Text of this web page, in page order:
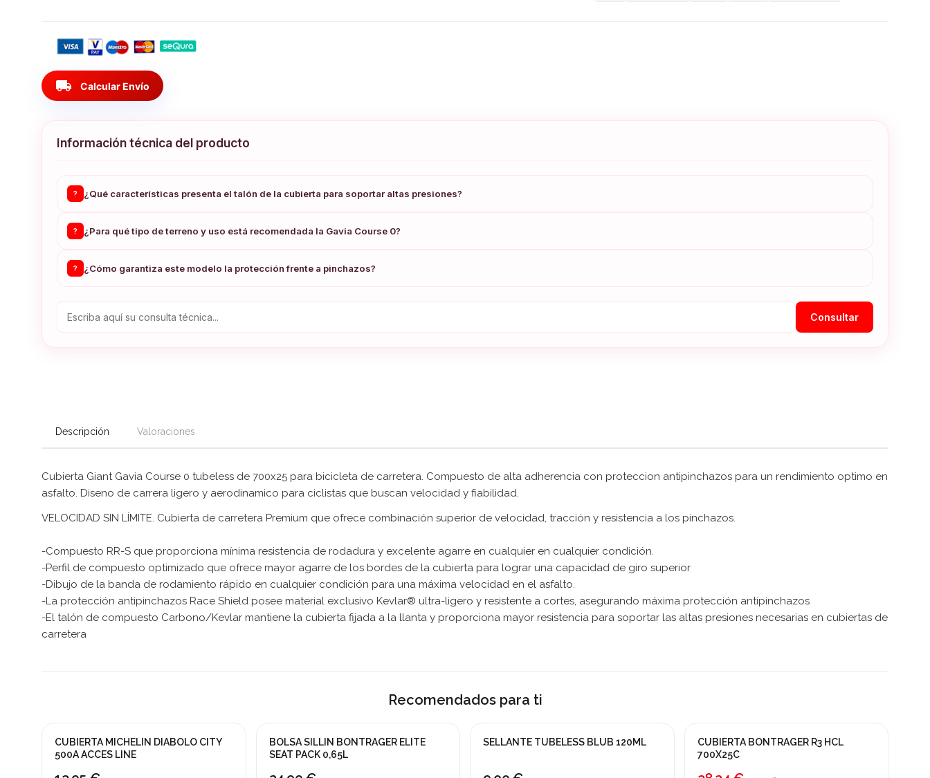
local_shipping Calcular Envío
Información técnica del producto
? ¿Qué características presenta el talón de la cubierta para soportar altas presiones?
? ¿Para qué tipo de terreno y uso está recomendada la Gavia Course 0?
? ¿Cómo garantiza este modelo la protección frente a pinchazos?
Consultar
Descripción Valoraciones
Cubierta Giant Gavia Course 0 tubeless de 700x25 para bicicleta de carretera. Compuesto de alta adherencia con proteccion antipinchazos para un rendimiento optimo en
asfalto. Diseno de carrera ligero y aerodinamico para ciclistas que buscan velocidad y fiabilidad.
VELOCIDAD SIN LÍMITE. Cubierta de carretera Premium que ofrece combinación superior de velocidad, tracción y resistencia a los pinchazos.
-Compuesto RR-S que proporciona mínima resistencia de rodadura y excelente agarre en cualquier en cualquier condición.
-Perfil de compuesto optimizado que ofrece mayor agarre de los bordes de la cubierta para lograr una capacidad de giro superior
-Dibujo de la banda de rodamiento rápido en cualquier condición para una máxima velocidad en el asfalto.
-La protección antipinchazos Race Shield posee material exclusivo Kevlar® ultra-ligero y resistente a cortes, asegurando máxima protección antipinchazos
-El talón de compuesto Carbono/Kevlar mantiene la cubierta fijada a la llanta y proporciona mayor resistencia para soportar las altas presiones necesarias en cubiertas de
carretera
Recomendados para ti
CUBIERTA MICHELIN DIABOLO CITY
500A ACCES LINE
BOLSA SILLIN BONTRAGER ELITE
SEAT PACK 0,65L
SELLANTE TUBELESS BLUB 120ML ¡En oferta!
CUBIERTA BONTRAGER R3 HCL
700X25C